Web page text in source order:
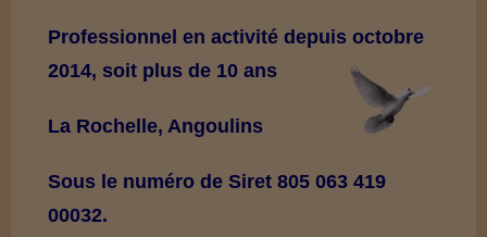
Professionnel en activité depuis octobre
2014, soit plus de 10 ans
La Rochelle, Angoulins
Sous le numéro de Siret 805 063 419
00032.